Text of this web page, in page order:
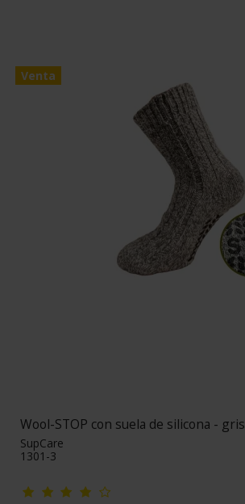
Venta
Wool-STOP con suela de silicona - gris
SupCare
1301-3